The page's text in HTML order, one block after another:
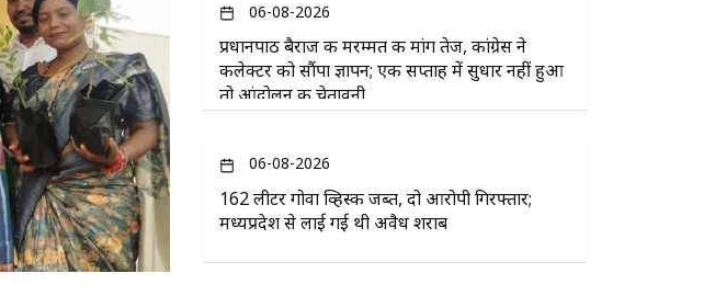
06-08-2026
प्रधानपाठ बैराज की मरम्मत की मांग तेज, कांग्रेस ने
कलेक्टर को सौंपा ज्ञापन; एक सप्ताह में सुधार नहीं हुआ
तो आंदोलन की चेतावनी
06-08-2026
162 लीटर गोवा व्हिस्की जब्त, दो आरोपी गिरफ्तार;
मध्यप्रदेश से लाई गई थी अवैध शराब